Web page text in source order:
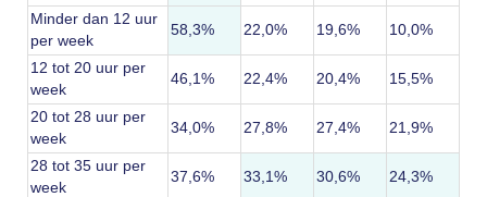
Minder dan 12 uur
per week
58,3% 22,0% 19,6% 10,0%
12 tot 20 uur per
week
46,1% 22,4% 20,4% 15,5%
20 tot 28 uur per
week
34,0% 27,8% 27,4% 21,9%
28 tot 35 uur per
week
37,6% 33,1% 30,6% 24,3%